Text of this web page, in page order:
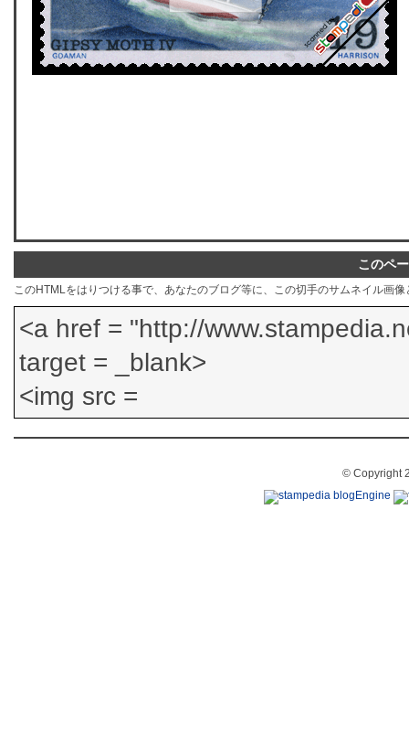
このペ
このHTMLをはりつける事で、あなたのブログ等に、この切手のサムネイル画
© Copyright